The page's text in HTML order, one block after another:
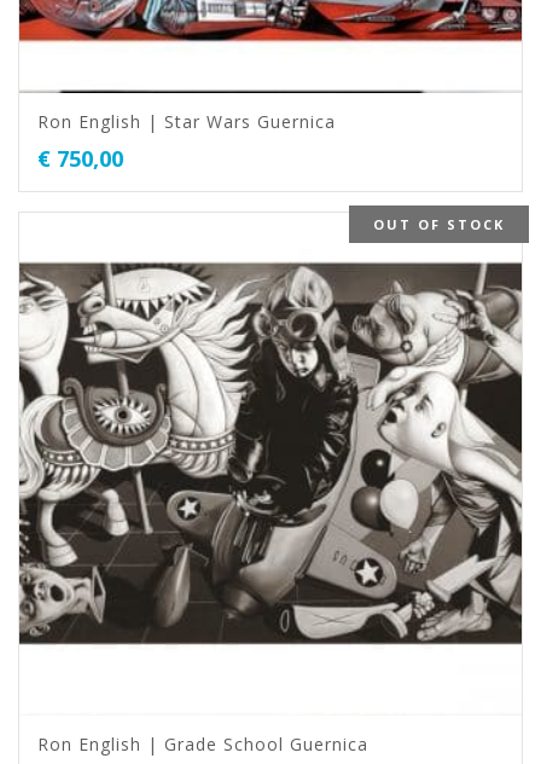
Ron English | Star Wars Guernica
€ 750,00
OUT OF STOCK
Ron English | Grade School Guernica